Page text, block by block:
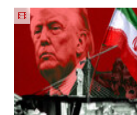
طبیعی!
ویزیت
رایگان+پرداخت
اقساطی😍
حراج شد🔥
پرداخت
درب منزل